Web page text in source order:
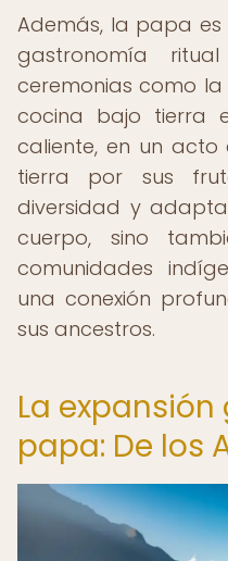
Además, la papa
gastronomía
ceremonias como
cocina bajo tierra
caliente, en un
tierra por sus
diversidad y
cuerpo, sino
comunidades
una conexión
sus ancestros.
La
papa: De los